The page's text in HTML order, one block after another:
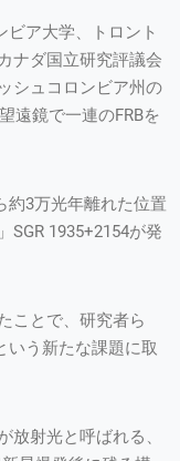
ア大学、トロント
ナダ国立研究評議会
シュコロンビア州の
遠鏡で一連のFRBを
約3万光年離れた位置
SGR 1935+2154が発
ことで、研究者ら
いう新たな課題に取
射光と呼ばれる、